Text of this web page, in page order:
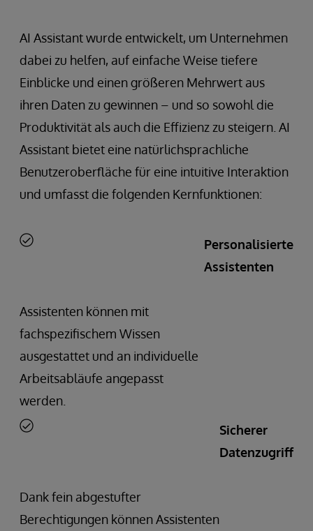
AI Assistant wurde entwickelt, um Unternehmen
dabei zu helfen, auf einfache Weise tiefere
Einblicke und einen größeren Mehrwert aus
ihren Daten zu gewinnen – und so sowohl die
Produktivität als auch die Effizienz zu steigern. AI
Assistant bietet eine natürlichsprachliche
Benutzeroberfläche für eine intuitive Interaktion
und umfasst die folgenden Kernfunktionen:
Personalisierte
Assistenten
Assistenten können mit
fachspezifischem Wissen
ausgestattet und an individuelle
Arbeitsabläufe angepasst
werden.
Sicherer
Datenzugriff
Dank fein abgestufter
Berechtigungen können Assistenten